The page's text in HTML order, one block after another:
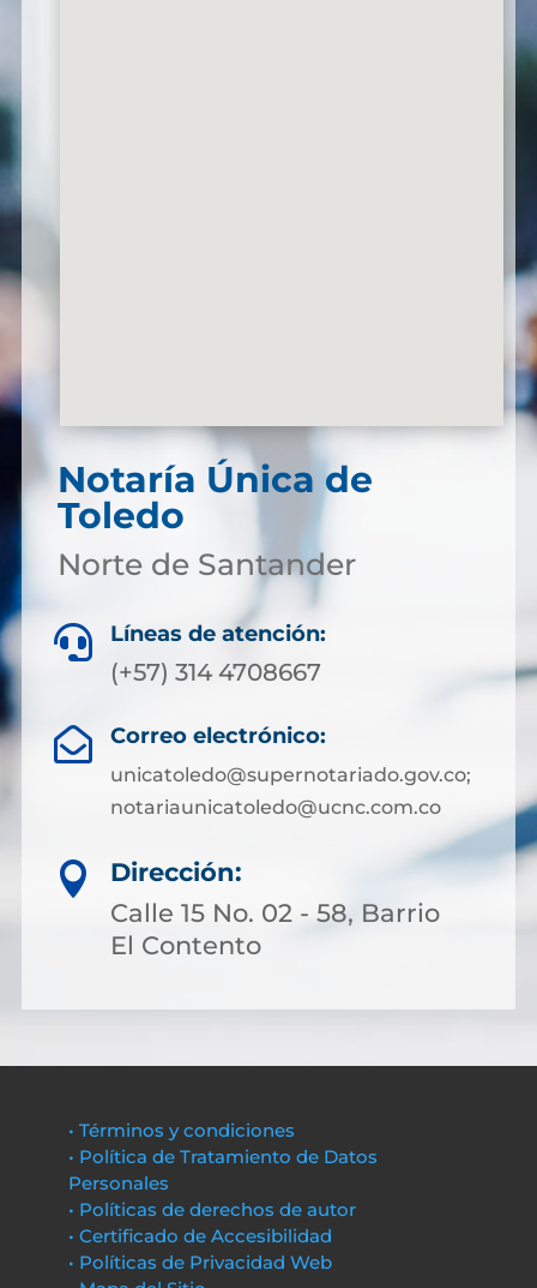
Notaría Única de
Toledo
Norte de Santander
 Líneas de atención:
(+57) 314 4708667
 Correo electrónico:
unicatoledo@supernotariado.gov.co;
notariaunicatoledo@ucnc.com.co

Dirección:
Calle 15 No. 02 - 58, Barrio
El Contento
• Términos y condiciones
• Política de Tratamiento de Datos
Personales
• Políticas de derechos de autor
• Certificado de Accesibilidad
• Políticas de Privacidad Web